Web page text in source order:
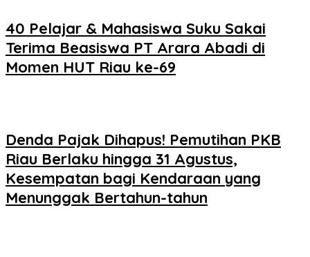
40 Pelajar & Mahasiswa Suku Sakai
Terima Beasiswa PT Arara Abadi di
Momen HUT Riau ke-69
Denda Pajak Dihapus! Pemutihan PKB
Riau Berlaku hingga 31 Agustus,
Kesempatan bagi Kendaraan yang
Menunggak Bertahun-tahun